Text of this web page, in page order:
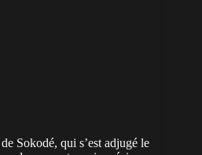
Sokodé, qui s’est adjugé le